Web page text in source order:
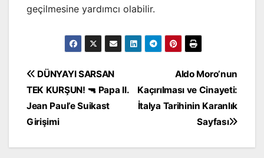
geçilmesine yardımcı olabilir.
Yazı
gezinmesi
Aldo Moro’nun
Kaçırılması ve Cinayeti:
İtalya Tarihinin Karanlık
Sayfası
DÜNYAYI SARSAN
TEK KURŞUN! 🔫 Papa II.
Jean Paul’e Suikast
Girişimi